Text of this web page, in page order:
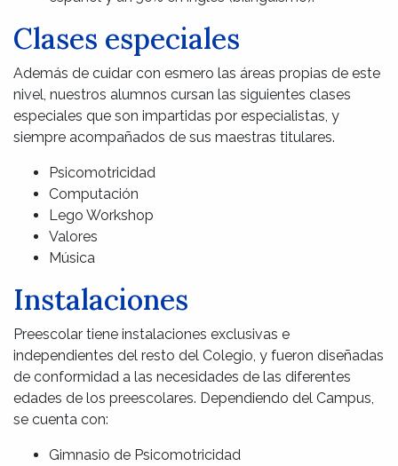
Clases especiales
Además de cuidar con esmero las áreas propias de este
nivel, nuestros alumnos cursan las siguientes clases
especiales que son impartidas por especialistas, y
siempre acompañados de sus maestras titulares.
Psicomotricidad
Computación
Lego Workshop
Valores
Música
Instalaciones
Preescolar tiene instalaciones exclusivas e
independientes del resto del Colegio, y fueron diseñadas
de conformidad a las necesidades de las diferentes
edades de los preescolares. Dependiendo del Campus,
se cuenta con:
Gimnasio de Psicomotricidad